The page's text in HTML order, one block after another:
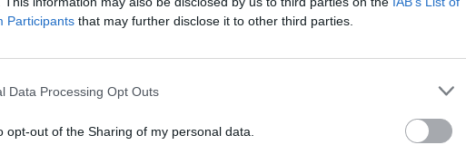
Participants that may further disclose it to other third parties.
Data Processing Opt Outs
opt-out of the Sharing of my personal data.
wędrówki po mieście dały tytuł jednemu z
dwudziestolecia międzywojennego. Dzięki
tajemniczych towarów sprzedawanych w